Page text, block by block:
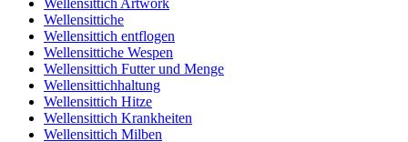
Wellensittiche
Wellensittich entflogen
Wellensittiche Wespen
Wellensittich Futter und Menge
Wellensittichhaltung
Wellensittich Hitze
Wellensittich Krankheiten
Wellensittich Milben